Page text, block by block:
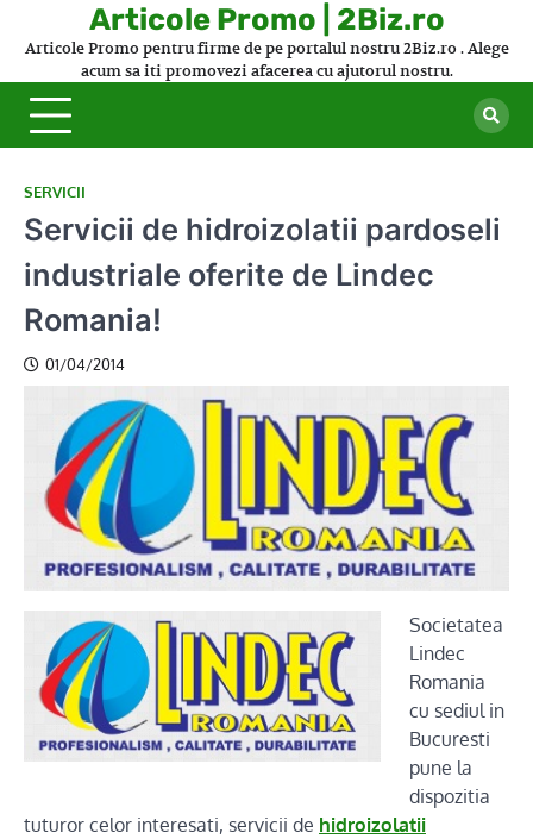
Articole Promo | 2Biz.ro
Articole Promo pentru firme de pe portalul nostru 2Biz.ro . Alege
acum sa iti promovezi afacerea cu ajutorul nostru.
SERVICII
Servicii de hidroizolatii pardoseli
industriale oferite de Lindec
Romania!
01/04/2014
Societatea
Lindec
Romania
cu sediul in
Bucuresti
pune la
dispozitia
tuturor celor interesati, servicii de hidroizolatii